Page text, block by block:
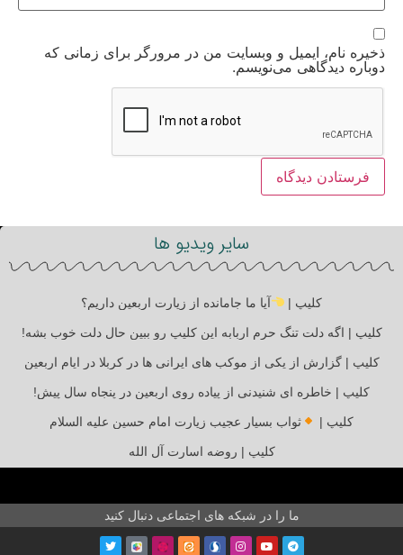
ذخیره نام، ایمیل و وبسایت من در مرورگر برای زمانی که
دوباره دیدگاهی می‌نویسم.
سایر ویدیو ها
کلیپ | آیا ما جامانده از زیارت اربعین داریم؟
کلیپ | اگه دلت تنگ حرم اربابه این کلیپ رو ببین حال دلت خوب بشه!
کلیپ | گزارش از یکی از موکب های ایرانی ها در کربلا در ایام اربعین
کلیپ | خاطره ای شنیدنی از پیاده روی اربعین در پنجاه سال پیش!
کلیپ | ثواب بسیار عجیب زیارت امام حسین علیه السلام
کلیپ | روضه اسارت آل الله
ما را در شبکه های اجتماعی دنبال کنید